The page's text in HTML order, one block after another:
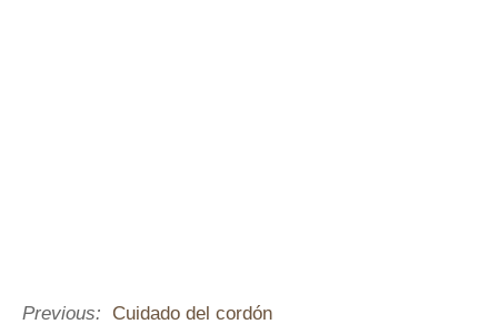
Previous:
Cuidado del cordón